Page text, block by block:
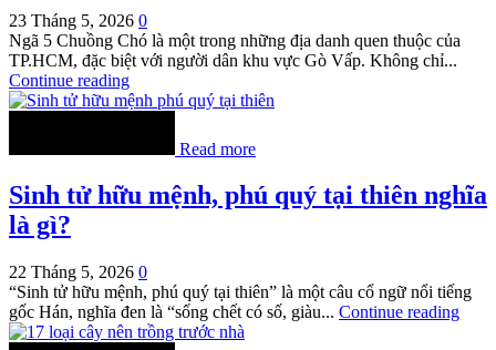
23 Tháng 5, 2026 0
Ngã 5 Chuồng Chó là một trong những địa danh quen thuộc của
TP.HCM, đặc biệt với người dân khu vực Gò Vấp. Không chỉ...
Continue reading
Read more
Sinh tử hữu mệnh, phú quý tại thiên nghĩa
là gì?
22 Tháng 5, 2026 0
“Sinh tử hữu mệnh, phú quý tại thiên” là một câu cổ ngữ nổi tiếng
gốc Hán, nghĩa đen là “sống chết có số, giàu... Continue reading